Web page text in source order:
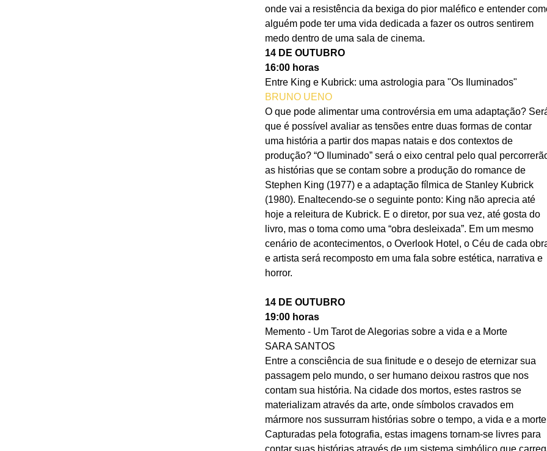
onde vai a resistência da bexiga do pior maléfico e entender
alguém pode ter uma vida dedicada a fazer os outros sentirem
medo dentro de uma sala de cinema.
14 DE OUTUBRO
16:00 horas
Entre King e Kubrick: uma astrologia para "Os Iluminados"
BRUNO UENO
O que pode alimentar uma controvérsia em uma adaptação?
que é possível avaliar as tensões entre duas formas de contar
uma história a partir dos mapas natais e dos contextos de
produção? “O Iluminado” será o eixo central pelo qual
as histórias que se contam sobre a produção do romance de
Stephen King (1977) e a adaptação fílmica de Stanley Kubrick
(1980). Enaltecendo-se o seguinte ponto: King não aprecia até
hoje a releitura de Kubrick. E o diretor, por sua vez, até gosta do
livro, mas o toma como uma “obra desleixada”. Em um mesmo
cenário de acontecimentos, o Overlook Hotel, o Céu de cada
e artista será recomposto em uma fala sobre estética, narrativa e
horror.
14 DE OUTUBRO
19:00 horas
Memento - Um Tarot de Alegorias sobre a vida e a Morte
SARA SANTOS
Entre a consciência de sua finitude e o desejo de eternizar sua
passagem pelo mundo, o ser humano deixou rastros que nos
contam sua história. Na cidade dos mortos, estes rastros se
materializam através da arte, onde símbolos cravados em
mármore nos sussurram histórias sobre o tempo, a vida e a
Capturadas pela fotografia, estas imagens tornam-se livres para
contar suas histórias através de um sistema simbólico que